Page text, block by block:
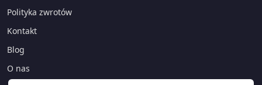
Polityka zwrotów
Kontakt
Blog
O nas